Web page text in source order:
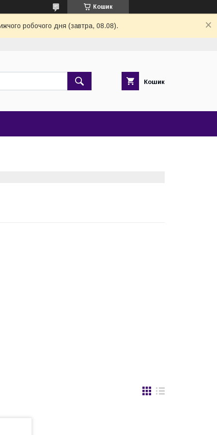
Кошик
робочого дня (завтра, 08.08).
Кошик